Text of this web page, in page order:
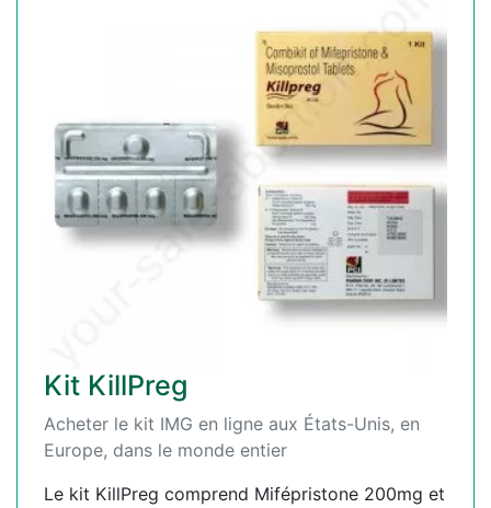
Kit KillPreg
Acheter le kit IMG en ligne aux États-Unis, en
Europe, dans le monde entier
Le kit KillPreg comprend Mifépristone 200mg et